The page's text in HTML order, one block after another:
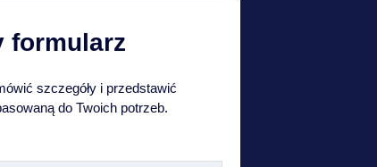
formularz
szczegóły i przedstawić
do Twoich potrzeb.